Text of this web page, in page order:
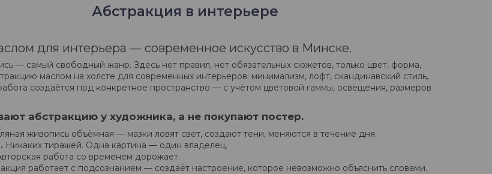
Абстракция в интерьере
для интерьера — современное искусство в Минске.
— самый свободный жанр. Здесь нет правил, нет обязательных сюжетов, только цвет, форма,
маслом на холсте для современных интерьеров: минимализм, лофт, скандинавский стиль,
создаётся под конкретное пространство — с учётом цветовой гаммы, освещения, размеров
абстракцию у художника, а не покупают постер.
живопись объёмная — мазки ловят свет, создают тени, меняются в течение дня.
Никаких тиражей. Одна картина — один владелец.
работа со временем дорожает.
работает с подсознанием — создаёт настроение, которое невозможно объяснить словами.